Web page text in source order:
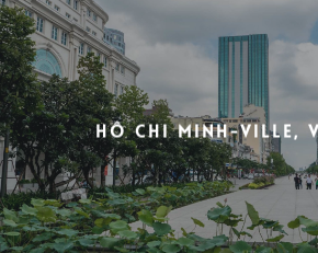
Hô Chi Minh-Ville,